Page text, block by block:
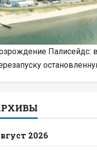
Палисейдс:
2026